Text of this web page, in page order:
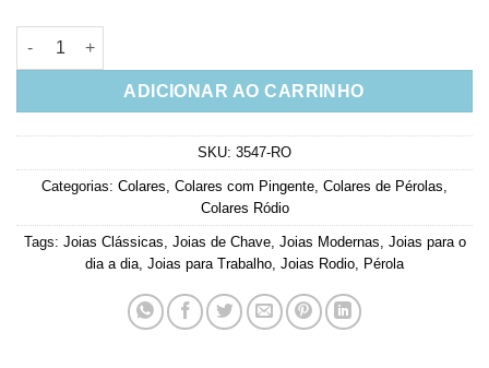
Colar Chave Prata Delicada Com Perolas E Zirconias Cristais
ADICIONAR AO CARRINHO
SKU: 3547-RO
Categorias: Colares Colares com Pingente Colares de Pérolas
Colares Ródio
Tags: Joias Clássicas Joias de Chave, Joias Modernas Joias para o
dia a dia Joias para Trabalho Joias Rodio Pérola